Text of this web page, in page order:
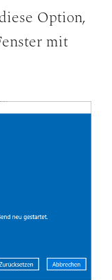
Option,
mit